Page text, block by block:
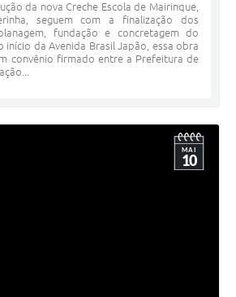
da nova Creche Escola de Mairinque,
seguem com a finalização dos
fundação e concretagem do
início da Avenida Brasil Japão, essa obra
convênio firmado entre a Prefeitura de
MAI
10